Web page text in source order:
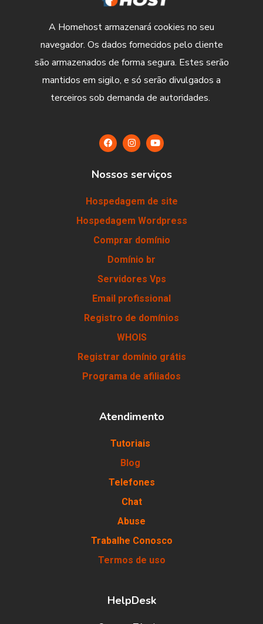
A Homehost armazenará cookies no seu
navegador. Os dados fornecidos pelo cliente
são armazenados de forma segura. Estes serão
mantidos em sigilo, e só serão divulgados a
terceiros sob demanda de autoridades.
Nossos serviços
Hospedagem de site
Hospedagem Wordpress
Comprar domínio
Domínio br
Servidores Vps
Email profissional
Registro de domínios
WHOIS
Registrar domínio grátis
Programa de afiliados
Atendimento
Tutoriais
Blog
Telefones
Chat
Abuse
Trabalhe Conosco
Termos de uso
HelpDesk